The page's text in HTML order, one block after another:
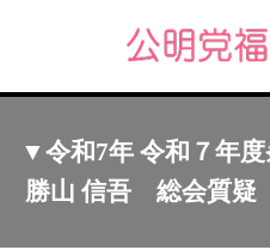
▼令和7年 令和７年
勝山 信吾 総会質疑